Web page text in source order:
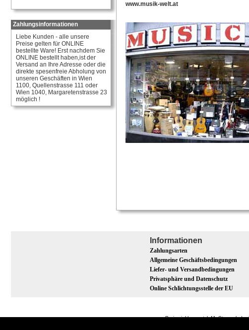
Zahlungsinformationen
Liebe Kunden - alle unsere
Preise gelten für ONLINE
bestellte Ware! Erst nachdem Sie
ONLINE bestellt haben,ist der
Versand an Ihre Adresse oder die
direkte spesenfreie Abholung von
unseren Geschäften in Wien
1100, Quellenstrasse 111 oder
Wien 1040, Margaretenstrasse 23
möglich !
www.musik-welt.at
Informationen
Zahlungsarten
Allgemeine Geschäftsbedingungen
Liefer- und Versandbedingungen
Privatsphäre und Datenschutz
Online Schlichtungsstelle der EU
Preise inkl. gesetzl. MwSt., zzgl.